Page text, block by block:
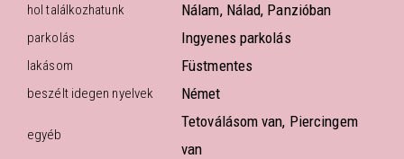
hol találkozhatunk Nálam, Nálad, Panzióban
parkolás Ingyenes parkolás
lakásom Füstmentes
beszélt idegen nyelvek Német
egyéb
Tetoválásom van, Piercingem
van